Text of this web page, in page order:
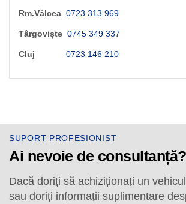
Rm.Vâlcea 0723 313 969
Târgoviște 0745 349 337
Cluj 0723 146 210
SUPORT PROFESIONIST
Ai nevoie de consultanță?
Dacă doriți să achiziționați un
sau doriți informații suplimentare